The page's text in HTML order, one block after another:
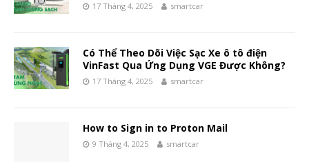
17 Tháng 4, 2025 smartcar
Có Thể Theo Dõi Việc Sạc Xe ô tô điện
VinFast Qua Ứng Dụng VGE Được Không?
17 Tháng 4, 2025 smartcar
How to Sign in to Proton Mail
9 Tháng 4, 2025 smartcar